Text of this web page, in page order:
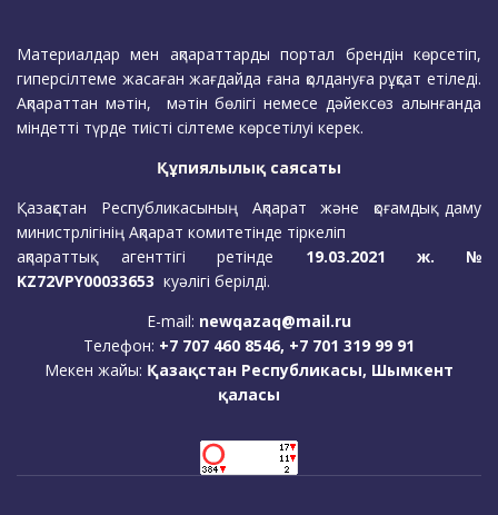
Материалдар мен ақпараттарды портал брендін көрсетіп,
гиперсілтеме жасаған жағдайда ғана қолдануға рұқсат етіледі.
Ақпараттан мәтін, мәтін бөлігі немесе дәйексөз алынғанда
міндетті түрде тиісті сілтеме көрсетілуі керек.
Құпиялылық саясаты
Қазақстан Республикасының Ақпарат және қоғамдық даму
министрлігінің Ақпарат комитетінде тіркеліп
ақпараттық агенттігі ретінде 19.03.2021 ж. №
KZ72VPY00033653 куәлігі берілді.
E-mail: newqazaq@mail.ru
Телефон: +7 707 460 8546, +7 701 319 99 91
Мекен жайы: Қазақстан Республикасы, Шымкент
қаласы